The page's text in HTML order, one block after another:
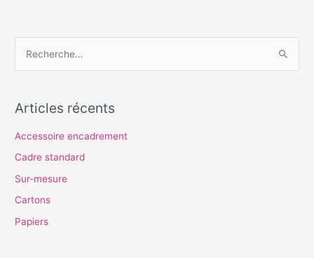
h
e
r
r
Articles récents
Accessoire encadrement
Cadre standard
Sur-mesure
Cartons
Papiers